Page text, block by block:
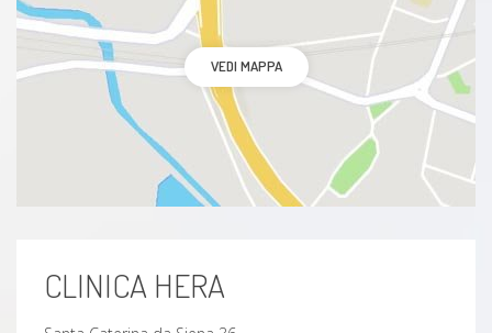
VEDI MAPPA
CLINICA HERA